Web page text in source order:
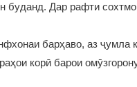
буданд. Дар рафти
барҳаво, аз ҷумла
корӣ барои